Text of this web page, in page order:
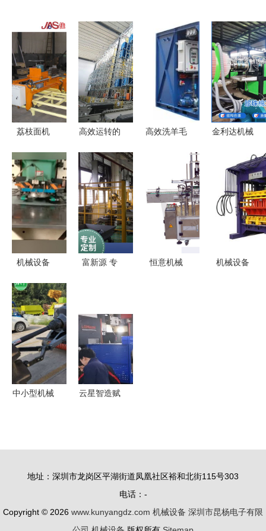
荔枝面机
技术与佳圣
机械的专业
制造优势
高效运转的
仓库机械设
备概览与应
用
高效洗羊毛
术的革新与
环保应用
金利达机械
验，解析如
何选择优质
珍珠棉设备
及北京市场
观察
机械设备
产的核心引
擎
富新源 专
护网，为机
械设备安全
保驾护航
恒意机械
机械设备
中小型机械
略
云星智造赋
能新篇章
地址：深圳市龙岗区平湖街道凤凰社区裕和北街115号303
电话：-
Copyright © 2026 www.kunyangdz.com 机械设备 深圳市昆杨电子有限